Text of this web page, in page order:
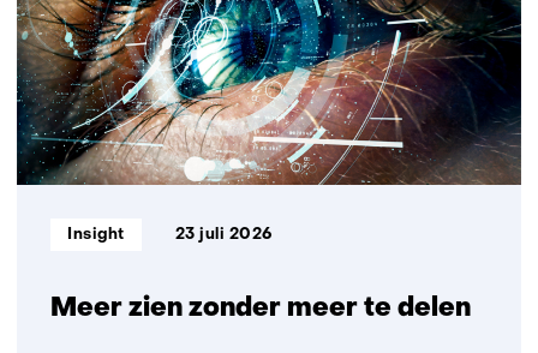
oplossingen
die
vandaag
weer
actueel
zijn
Meer zien zonder meer te delen
Informatietype:
Insight 23 juli 2026